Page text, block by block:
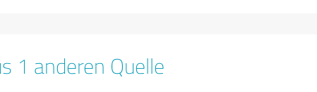
1 anderen Quelle